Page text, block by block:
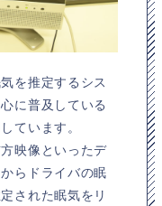
を推定するシス
に普及している
ています。
映像といったデ
らドライバの眠
された眠気をリ